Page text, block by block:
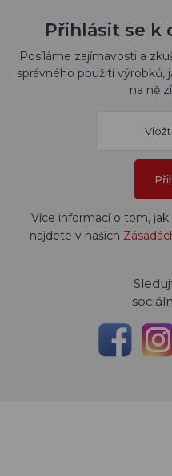
Přihlásit se k
Posíláme zajímavosti a
správného použití výrobků,
na ně
Více informací o tom,
najdete v našich